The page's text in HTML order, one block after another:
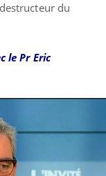
du
le Pr Eric